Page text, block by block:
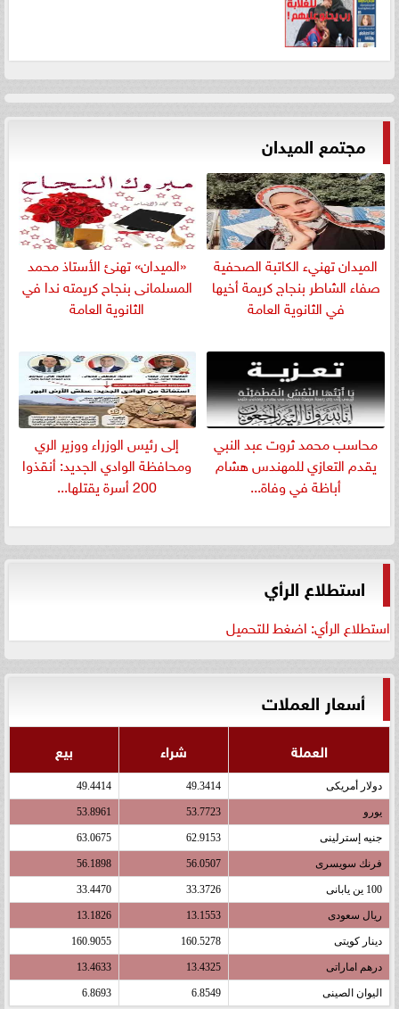
مجتمع الميدان
الميدان تهنيء الكاتبة الصحفية
صفاء الشاطر بنجاج كريمة أخيها
في الثانوية العامة
«الميدان» تهنئ الأستاذ محمد
المسلمانى بنجاح كريمته ندا في
الثانوية العامة
​محاسب محمد ثروت عبد النبي
يقدم التعازي للمهندس هشام
أباظة في وفاة...
إلى رئيس الوزراء ووزير الري
ومحافظة الوادي الجديد: أنقذوا
200 أسرة يقتلها...
استطلاع الرأي
استطلاع الرأي: اضغط للتحميل
أسعار العملات
العملة شراء بيع
دولار أمريكى 49.3414
49.4414
يورو 53.7723
53.8961
جنيه إسترلينى 62.9153
63.0675
فرنك سويسرى 56.0507
56.1898
100 ين يابانى 33.3726
33.4470
ريال سعودى 13.1553
13.1826
دينار كويتى 160.5278
160.9055
درهم اماراتى 13.4325
13.4633
اليوان الصينى 6.8549
6.8693